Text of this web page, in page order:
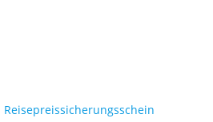
Reisepreissicherungsschein